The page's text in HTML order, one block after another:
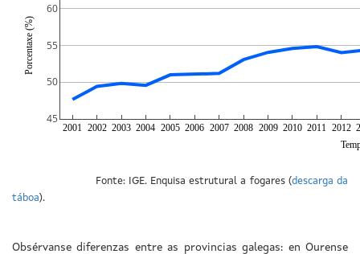
2001 2002 2003 2004 2005 2006 2007 2008 2009 2010 2011 2012
45
50
55
60
Porcentaxe (%)
Fonte: IGE. Enquisa estrutural a fogares (descarga da
táboa).
Obsérvanse diferenzas entre as provincias galegas: en Ourense